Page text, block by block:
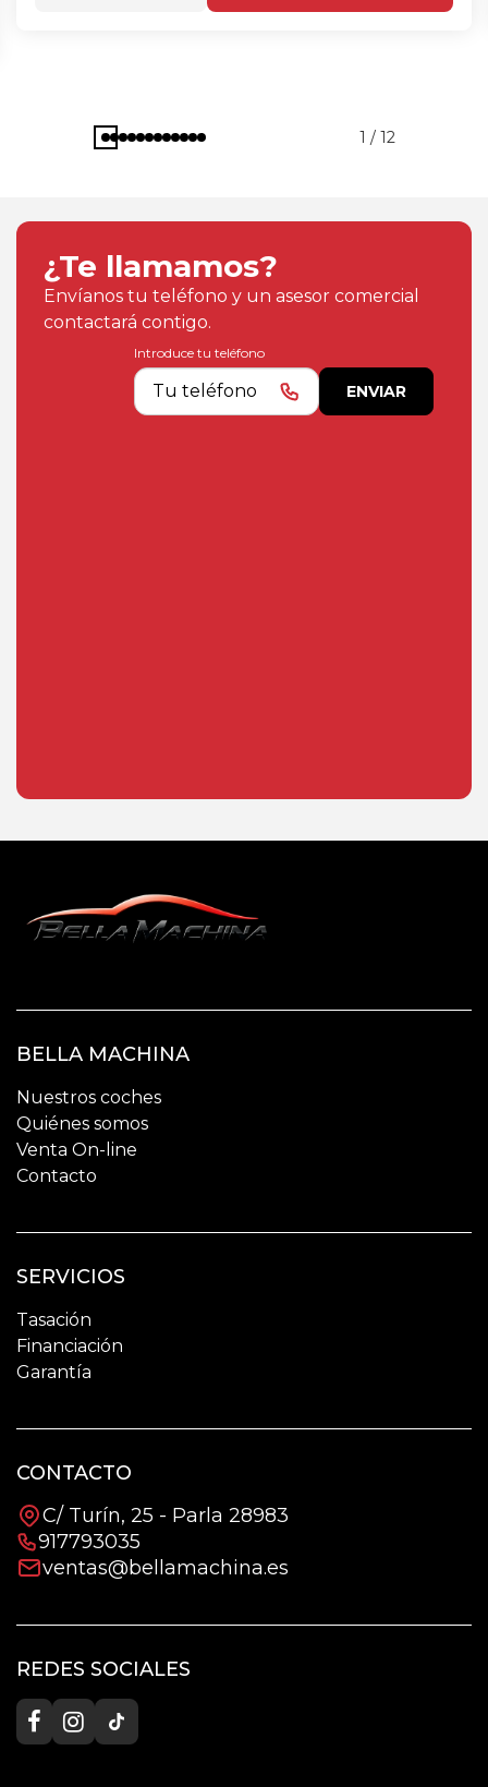
1 / 12
¿Te llamamos?
Envíanos tu teléfono y un asesor comercial
contactará contigo.
Introduce tu teléfono
ENVIAR
BELLA MACHINA
Nuestros coches
Quiénes somos
Venta On-line
Contacto
SERVICIOS
Tasación
Financiación
Garantía
CONTACTO
C/ Turín, 25 - Parla 28983
917793035
ventas@bellamachina.es
REDES SOCIALES